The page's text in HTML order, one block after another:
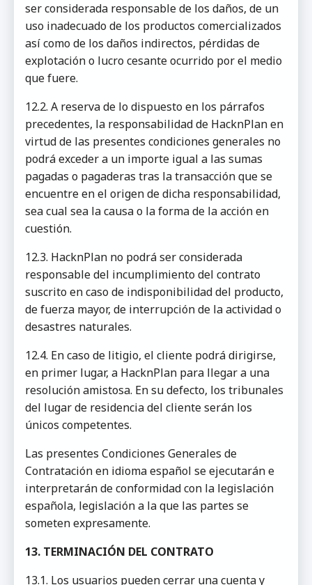
ser considerada responsable de los daños, de un
uso inadecuado de los productos comercializados
así como de los daños indirectos, pérdidas de
explotación o lucro cesante ocurrido por el medio
que fuere.
12.2. A reserva de lo dispuesto en los párrafos
precedentes, la responsabilidad de HacknPlan en
virtud de las presentes condiciones generales no
podrá exceder a un importe igual a las sumas
pagadas o pagaderas tras la transacción que se
encuentre en el origen de dicha responsabilidad,
sea cual sea la causa o la forma de la acción en
cuestión.
12.3. HacknPlan no podrá ser considerada
responsable del incumplimiento del contrato
suscrito en caso de indisponibilidad del producto,
de fuerza mayor, de interrupción de la actividad o
desastres naturales.
12.4. En caso de litigio, el cliente podrá dirigirse,
en primer lugar, a HacknPlan para llegar a una
resolución amistosa. En su defecto, los tribunales
del lugar de residencia del cliente serán los
únicos competentes.
Las presentes Condiciones Generales de
Contratación en idioma español se ejecutarán e
interpretarán de conformidad con la legislación
española, legislación a la que las partes se
someten expresamente.
13. TERMINACIÓN DEL CONTRATO
13.1. Los usuarios pueden cerrar una cuenta y